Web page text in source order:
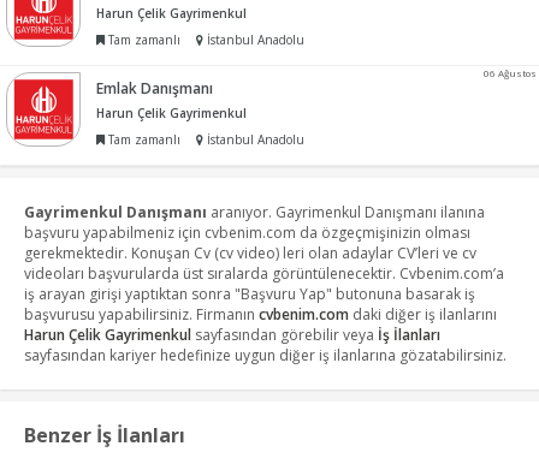
Harun Çelik Gayrimenkul
Tam zamanlı
İstanbul Anadolu
06 Ağustos
Emlak Danışmanı
Harun Çelik Gayrimenkul
Tam zamanlı
İstanbul Anadolu
Gayrimenkul Danışmanı aranıyor. Gayrimenkul Danışmanı ilanına
başvuru yapabilmeniz için cvbenim.com da özgeçmişinizin olması
gerekmektedir. Konuşan Cv (cv video) leri olan adaylar CV’leri ve cv
videoları başvurularda üst sıralarda görüntülenecektir. Cvbenim.com’a
iş arayan girişi yaptıktan sonra "Başvuru Yap" butonuna basarak iş
başvurusu yapabilirsiniz. Firmanın cvbenim.com daki diğer iş ilanlarını
Harun Çelik Gayrimenkul sayfasından görebilir veya İş İlanları
sayfasından kariyer hedefinize uygun diğer iş ilanlarına gözatabilirsiniz.
Benzer İş İlanları